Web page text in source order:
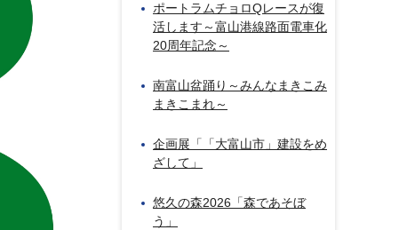
ポートラムチョロQレースが復
活します～富山港線路面電車化
20周年記念～
南富山盆踊り～みんなまきこみ
まきこまれ～
企画展「「大富山市」建設をめ
ざして」
悠久の森2026「森であそぼ
う」